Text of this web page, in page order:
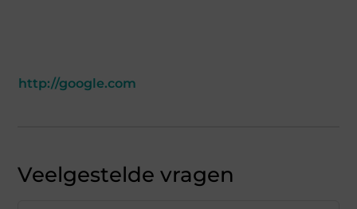
http://google.com
Veelgestelde vragen